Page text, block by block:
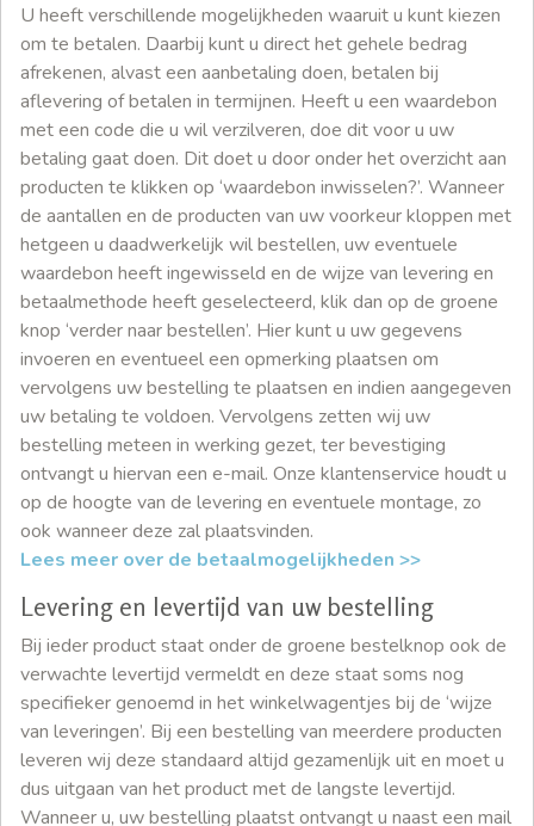
U heeft verschillende mogelijkheden waaruit u kunt kiezen
om te betalen. Daarbij kunt u direct het gehele bedrag
afrekenen, alvast een aanbetaling doen, betalen bij
aflevering of betalen in termijnen. Heeft u een waardebon
met een code die u wil verzilveren, doe dit voor u uw
betaling gaat doen. Dit doet u door onder het overzicht aan
producten te klikken op ‘waardebon inwisselen?’. Wanneer
de aantallen en de producten van uw voorkeur kloppen met
hetgeen u daadwerkelijk wil bestellen, uw eventuele
waardebon heeft ingewisseld en de wijze van levering en
betaalmethode heeft geselecteerd, klik dan op de groene
knop ‘verder naar bestellen’. Hier kunt u uw gegevens
invoeren en eventueel een opmerking plaatsen om
vervolgens uw bestelling te plaatsen en indien aangegeven
uw betaling te voldoen. Vervolgens zetten wij uw
bestelling meteen in werking gezet, ter bevestiging
ontvangt u hiervan een e-mail. Onze klantenservice houdt u
op de hoogte van de levering en eventuele montage, zo
ook wanneer deze zal plaatsvinden.
Lees meer over de betaalmogelijkheden >>
Levering en levertijd van uw bestelling
Bij ieder product staat onder de groene bestelknop ook de
verwachte levertijd vermeldt en deze staat soms nog
specifieker genoemd in het winkelwagentjes bij de ‘wijze
van leveringen’. Bij een bestelling van meerdere producten
leveren wij deze standaard altijd gezamenlijk uit en moet u
dus uitgaan van het product met de langste levertijd.
Wanneer u, uw bestelling plaatst ontvangt u naast een mail